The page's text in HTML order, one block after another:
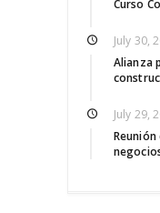
Curso
July 30,
Alianza
July 29,